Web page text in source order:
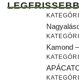
Kamond